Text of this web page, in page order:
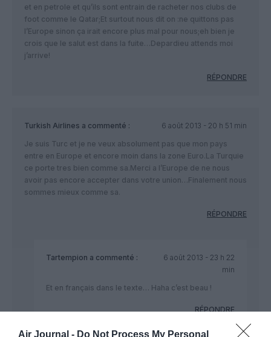
Air Journal - Do Not Process My Personal
et en petrole et qu’ils sont entrain de racheter nos clubs de
foot comme le Qatar;Et surtout nous dit on :ne quittons pas
l’Europe sinon ça irait encore plus mal pour nous;eh bien je
crois que le salut est dans la fuite…Depardieu attends moi
j’arrive!
RÉPONDRE
Turkish Airlines a commenté :
6 août 2013 - 20 h 51 min
Je suis Turc et je ne veux absolument pas que mon pays
entre en Europe et encore moin dans la zone Euro.La Turquie
ce porte tres bien comme sa.Merci a l’Europe de ne nous
avoir pas encore accepter dans votre union…Finalement nous
sommes mieux comme sa.
RÉPONDRE
Tartempion a commenté :
6 août 2013 - 23 h 22
min
Et en français dans le texte… Haha c’est beau !
RÉPONDRE